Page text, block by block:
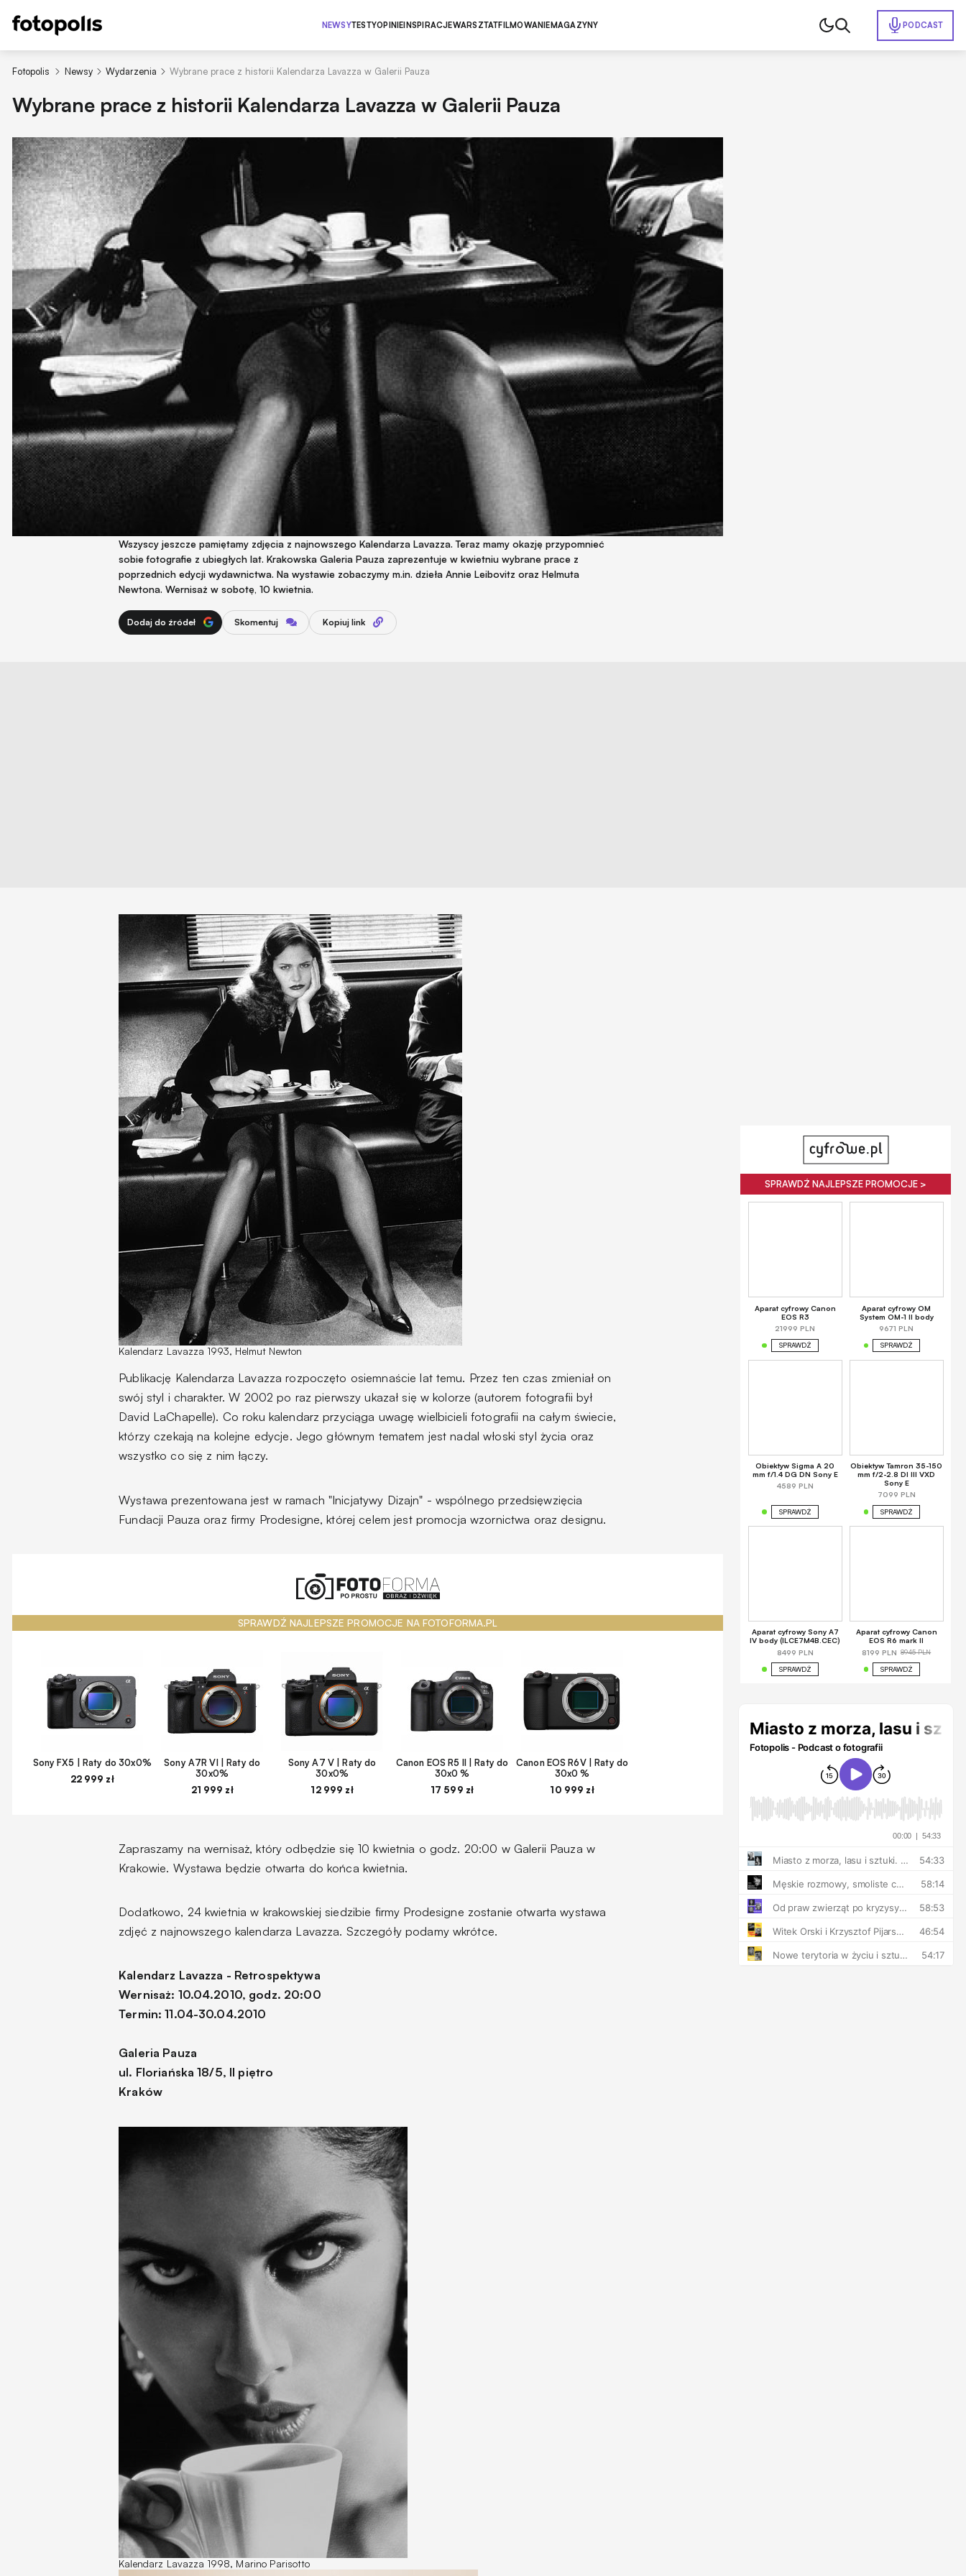
NEWSYTESTYOPINIEINSPIRACJEWARSZTATFILMOWANIEMAGAZYNY PODCAST
Fotopolis Newsy Wydarzenia Wybrane prace z historii Kalendarza Lavazza w Galerii Pauza
Wybrane prace z historii Kalendarza Lavazza w Galerii Pauza
Wszyscy jeszcze pamiętamy zdjęcia z najnowszego Kalendarza Lavazza. Teraz mamy okazję przypomnieć
sobie fotografie z ubiegłych lat. Krakowska Galeria Pauza zaprezentuje w kwietniu wybrane prace z
poprzednich edycji wydawnictwa. Na wystawie zobaczymy m.in. dzieła Annie Leibovitz oraz Helmuta
Newtona. Wernisaż w sobotę, 10 kwietnia.
Dodaj do źródeł Skomentuj Kopiuj link
Kalendarz Lavazza 1993, Helmut Newton
Publikację Kalendarza Lavazza rozpoczęto osiemnaście lat temu. Przez ten czas zmieniał on
swój styl i charakter. W 2002 po raz pierwszy ukazał się w kolorze (autorem fotografii był
David LaChapelle). Co roku kalendarz przyciąga uwagę wielbicieli fotografii na całym świecie,
którzy czekają na kolejne edycje. Jego głównym tematem jest nadal włoski styl życia oraz
wszystko co się z nim łączy.
Wystawa prezentowana jest w ramach "Inicjatywy Dizajn" - wspólnego przedsięwzięcia
Fundacji Pauza oraz firmy Prodesigne, której celem jest promocja wzornictwa oraz designu.
SPRAWDŹ NAJLEPSZE PROMOCJE NA FOTOFORMA.PL
Sony FX5 | Raty do 30x0%
22 999 zł
Sony A7R VI | Raty do
30x0%
21 999 zł
Sony A7 V | Raty do
30x0%
12 999 zł
Canon EOS R5 II | Raty do
30x0 %
17 599 zł
Canon EOS R6V | Raty do
30x0 %
10 999 zł
Zapraszamy na wernisaż, który odbędzie się 10 kwietnia o godz. 20:00 w Galerii Pauza w
Krakowie. Wystawa będzie otwarta do końca kwietnia.
Dodatkowo, 24 kwietnia w krakowskiej siedzibie firmy Prodesigne zostanie otwarta wystawa
zdjęć z najnowszego kalendarza Lavazza. Szczegóły podamy wkrótce.
Kalendarz Lavazza - Retrospektywa
Wernisaż: 10.04.2010, godz. 20:00
Termin: 11.04-30.04.2010
Galeria Pauza
ul. Floriańska 18/5, II piętro
Kraków
Kalendarz Lavazza 1998, Marino Parisotto
SPRAWDŹ NAJLEPSZE PROMOCJE >
Aparat cyfrowy Canon
EOS R3
21999 PLN
SPRAWDŹ
Aparat cyfrowy OM
System OM-1 II body
9671 PLN
SPRAWDŹ
Obiektyw Sigma A 20
mm f/1.4 DG DN Sony E
4589 PLN
SPRAWDŹ
Obiektyw Tamron 35-150
mm f/2-2.8 DI III VXD
Sony E
7099 PLN
SPRAWDŹ
Aparat cyfrowy Sony A7
IV body (ILCE7M4B.CEC)
8499 PLN
SPRAWDŹ
Aparat cyfrowy Canon
EOS R6 mark II
8199 PLN 8945 PLN
SPRAWDŹ